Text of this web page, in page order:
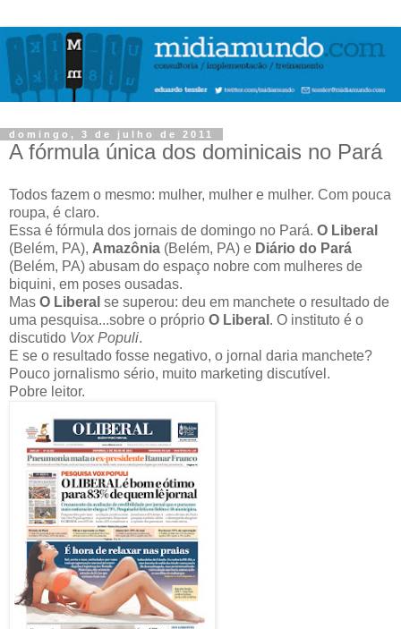
domingo, 3 de julho de 2011
A fórmula única dos dominicais no Pará
Todos fazem o mesmo: mulher, mulher e mulher. Com pouca
roupa, é claro.
Essa é fórmula dos jornais de domingo no Pará. O Liberal
(Belém, PA), Amazônia (Belém, PA) e Diário do Pará
(Belém, PA) abusam do espaço nobre com mulheres de
biquini, em poses ousadas.
Mas O Liberal se superou: deu em manchete o resultado de
uma pesquisa...sobre o próprio O Liberal . O instituto é o
discutido Vox Populi.
E se o resultado fosse negativo, o jornal daria manchete?
Pouco jornalismo sério, muito marketing discutível.
Pobre leitor.